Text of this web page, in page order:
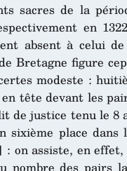
sacres de la
en
absent à celui
Bretagne figure
modeste :
tête devant les
de justice tenu le 8
sixième place
: on assiste, en
nombre des pairs